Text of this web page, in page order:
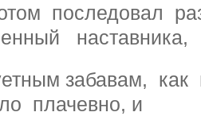
последовал
наставника,
забавам,
плачевно, и